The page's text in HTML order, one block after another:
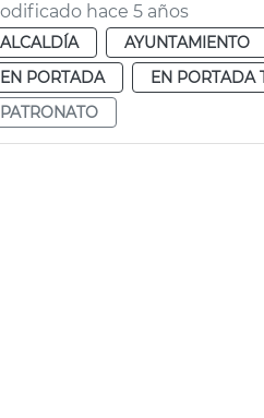
hace 5 años
ALCALDÍA AYUNTAMIENTO
EN PORTADA
EN PORTADA
PATRONATO